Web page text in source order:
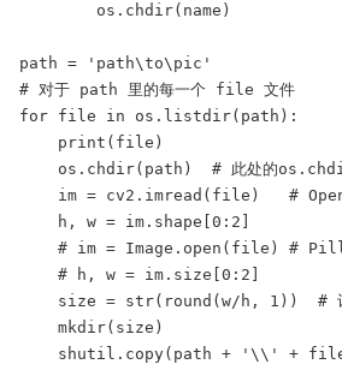
        os.chdir(name)
path = 'path\to\pic'
# 对于 path 里的每一个 file 文件
for file in os.listdir(path):
    print(file)
os.chdir(path)  # 此处的
im = cv2.imread(file)   #
    h, w = im.shape[0:2]
# im = Image.open(file) #
    # h, w = im.size[0:2]
size = str(round(w/h, 1))  # 计
    mkdir(size)
shutil.copy(path + '\\' +